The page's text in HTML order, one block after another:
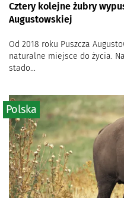
Cztery kolejne żubry
Augustowskiej
Od 2018 roku Puszcza
naturalne miejsce do życia.
stado...
Polska